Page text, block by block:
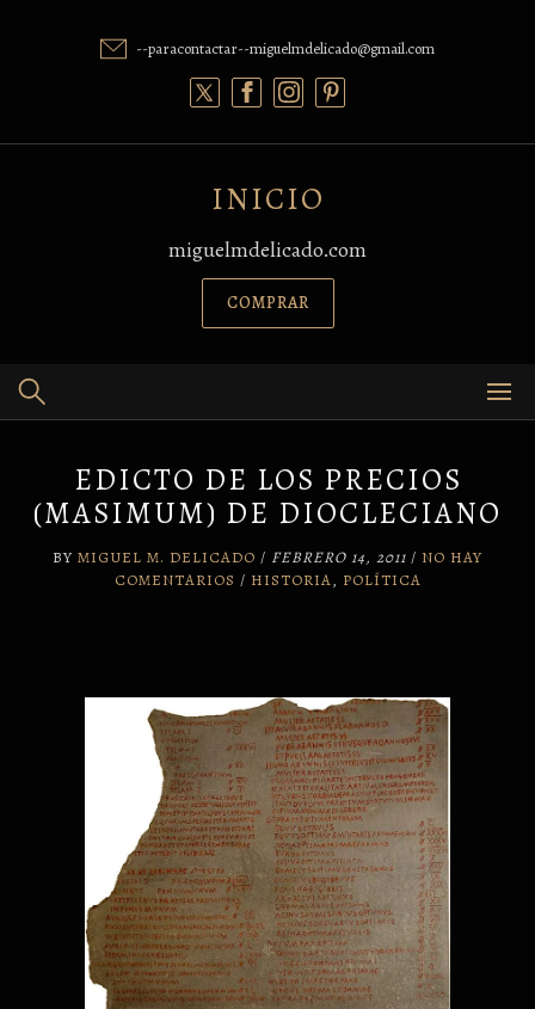
--paracontactar--miguelmdelicado@gmail.com
INICIO
miguelmdelicado.com
COMPRAR
EDICTO DE LOS PRECIOS
(MASIMUM) DE DIOCLECIANO
BY MIGUEL M. DELICADO / FEBRERO 14, 2011 / NO HAY
COMENTARIOS / HISTORIA, POLÍTICA